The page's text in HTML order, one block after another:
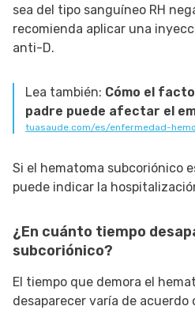
sea del tipo sanguíneo RH
recomienda aplicar una
anti-D.
Lea también: Cómo el
padre puede afectar el
tuasaude.com/es/enfermedad-
Si el hematoma subcoriónico
puede indicar la
¿En cuánto tiempo
subcoriónico?
El tiempo que demora el
desaparecer varía de acuerdo